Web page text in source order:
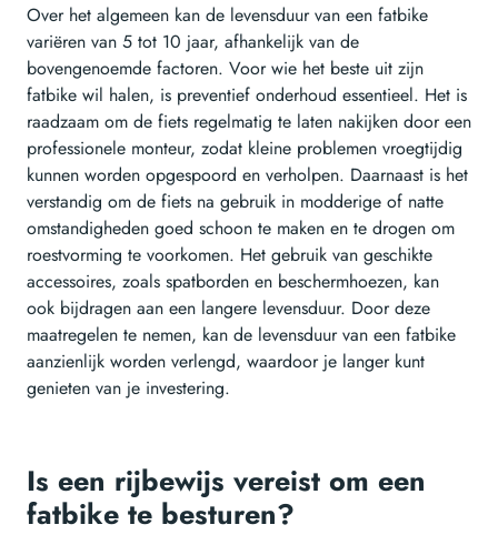
Over het algemeen kan de levensduur van een fatbike
variëren van 5 tot 10 jaar, afhankelijk van de
bovengenoemde factoren. Voor wie het beste uit zijn
fatbike wil halen, is preventief onderhoud essentieel. Het is
raadzaam om de fiets regelmatig te laten nakijken door een
professionele monteur, zodat kleine problemen vroegtijdig
kunnen worden opgespoord en verholpen. Daarnaast is het
verstandig om de fiets na gebruik in modderige of natte
omstandigheden goed schoon te maken en te drogen om
roestvorming te voorkomen. Het gebruik van geschikte
accessoires, zoals spatborden en beschermhoezen, kan
ook bijdragen aan een langere levensduur. Door deze
maatregelen te nemen, kan de levensduur van een fatbike
aanzienlijk worden verlengd, waardoor je langer kunt
genieten van je investering.
Is een rijbewijs vereist om een
fatbike te besturen?